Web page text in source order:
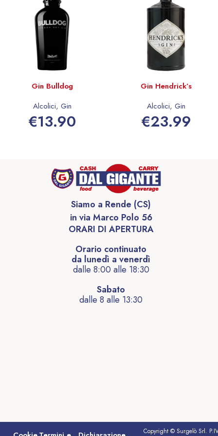
Gin Bulldog
Alcolici, Gin
€13.90
Gin Hendrick’s
Alcolici, Gin
€23.99
Siamo a Rende (CS)
in via Marco Polo 56
ORARI DI APERTURA
Orario continuato
da lunedì a venerdì
dalle 8:00 alle 18:30
Sabato
dalle 8 alle 13:30
Copyright © Surgelò Srl.